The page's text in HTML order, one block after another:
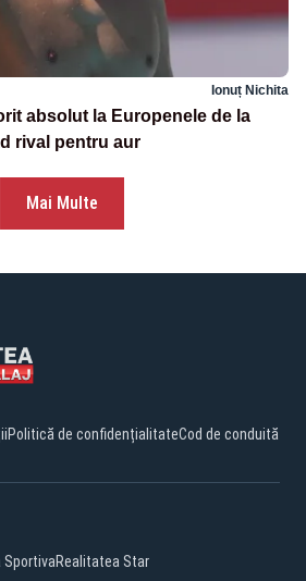
Ionuț Nichita
absolut la Europenele de la
rival pentru aur
Mai Multe
Politică de confidențialitateCod de conduită
SportivaRealitatea Star